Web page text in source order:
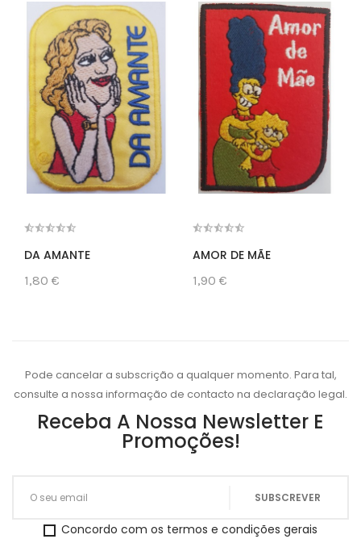
DA AMANTE
1,80 €
AMOR DE MÃE
1,90 €
Pode cancelar a subscrição a qualquer momento. Para tal,
consulte a nossa informação de contacto na declaração legal.
Receba A Nossa Newsletter E
Promoções!
Concordo com os termos e condições gerais